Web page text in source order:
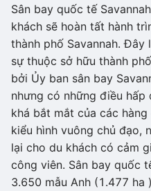
Sân bay quốc tế
khách sẽ hoàn tất hành
thành phố Savannah. Đây
sự thuộc sở hữu thành
bởi Ủy ban sân bay
nhưng có những điều
khá bắt mắt của các
kiểu hình vuông chủ đạo,
lại cho du khách có cảm
công viên. Sân bay quốc
3.650 mẫu Anh (1.477